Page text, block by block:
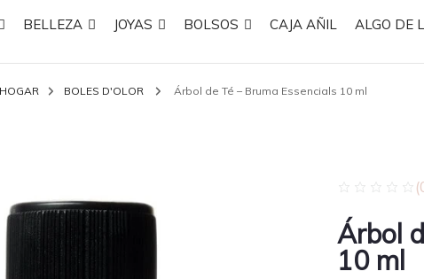
BELLEZA JOYAS BOLSOS CAJA AÑIL ALGO DE
BOLES D'OLOR Árbol de Té – Bruma Essencials 10 ml
(
Árbol
10 ml